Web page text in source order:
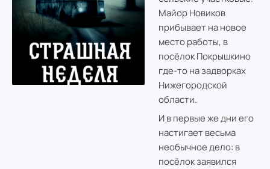
Майор Новиков
прибывает на новое
место работы, в
посёлок Покрышкино
где-то на задворках
Нижегородской
области.
И в первые же дни его
настигает весьма
необычное дело: в
посёлок заявился